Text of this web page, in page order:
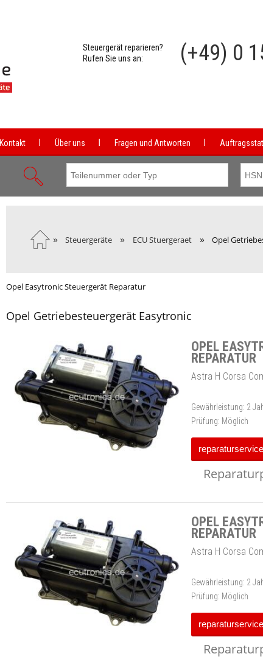
Steuergerät reparieren?
Rufen Sie uns an:
(+49) 0
Kontakt Über uns Fragen und Antworten
» Steuergeräte » ECU Stuergeraet » Opel
Opel Easytronic Steuergerät Reparatur
Opel Getriebesteuergerät Easytronic
OPEL
REPARATUR
Astra H Corsa
Gewährleistung: 2
Prüfung: Möglich
OPEL
REPARATUR
Astra H Corsa
Gewährleistung: 2
Prüfung: Möglich